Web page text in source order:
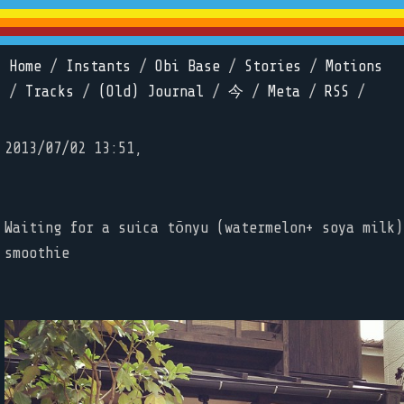
Home / Instants / Obi Base / Stories /
Motions
/ Tracks / (Old) Journal / 今 / Meta / RSS /
2013/07/02 13:51,
Waiting for a suica tōnyu (watermelon+ soya milk)
smoothie